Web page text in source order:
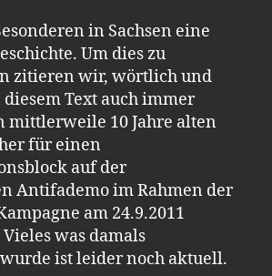
in Sachsen eine
Um dies zu
zitieren wir, wörtlich und
Text auch immer
mittlerweile 10 Jahre alten
für einen
auf der
Antifademo im Rahmen der
am 24.9.2011
was damals
ist leider noch aktuell.